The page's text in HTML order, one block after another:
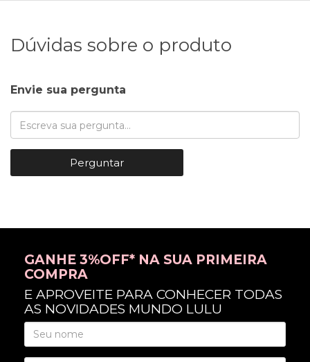
Dúvidas sobre o produto
Envie sua pergunta
Perguntar
GANHE 3%OFF* NA SUA PRIMEIRA
COMPRA
E APROVEITE PARA CONHECER TODAS
AS NOVIDADES MUNDO LULU